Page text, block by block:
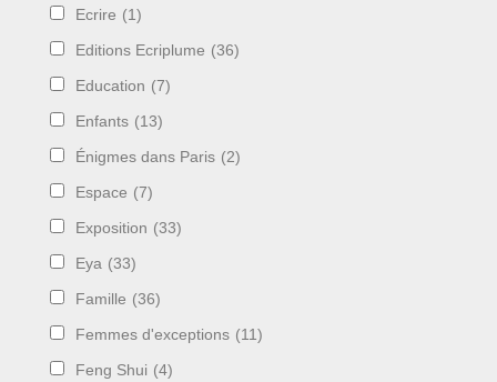
Ecrire (1)
Editions Ecriplume (36)
Education (7)
Enfants (13)
Énigmes dans Paris (2)
Espace (7)
Exposition (33)
Eya (33)
Famille (36)
Femmes d'exceptions (11)
Feng Shui (4)